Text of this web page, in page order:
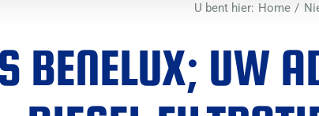
U bent hier: Home
BENELUX; UW